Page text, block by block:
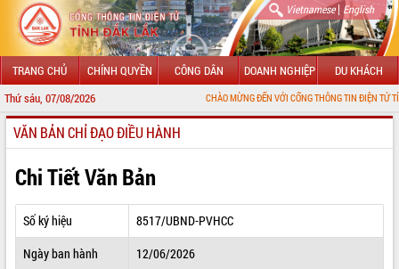
Vietnamese| English
TRANG CHỦ CHÍNH QUYỀN CÔNG DÂN DOANH NGHIỆP DU KHÁCH
Thứ sáu, 07/08/2026 CHÀO MỪNG ĐẾN VỚI CỔNG THÔNG TIN ĐIỆN TỬ TỈNH ĐẮK LẮK
GIỚI THIỆU
LÃNH ĐẠO UBND TỈNH
TIN TỨC SỰ KIỆN
SỞ, BAN, NGÀNH
VĂN BẢN CHỈ ĐẠO ĐIỀU HÀNH
Chi Tiết Văn Bản
Số ký hiệu
8517/UBND-PVHCC
Ngày ban hành
12/06/2026